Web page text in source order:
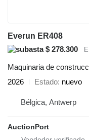
Everun ER408
$ 278.300
Maquinaria de
2026
Estado nuevo
Bélgica, Antwerp
AuctionPort